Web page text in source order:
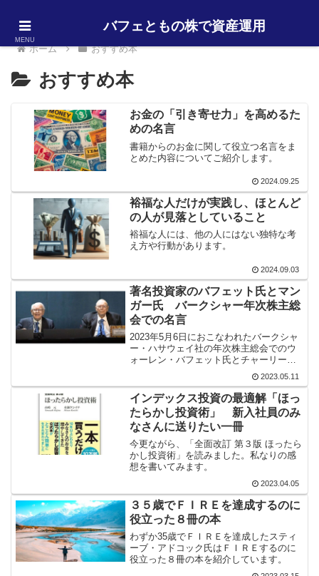
ホーム おすすめ本
おすすめ本
お金の「引き寄せ力」を高めるた
めの名言
書籍からのお金に関して役立つ名言をま
とめた内容についてご紹介します。
2024.09.25
裕福な人だけが実践し、ほとんど
の人が見落としていること
裕福な人には、他の人にはない独特な考
え方や行動があります。
2024.09.03
著名投資家のバフェット氏とマン
ガー氏 バークシャー年次株主総
会での名言
2023年5月6日におこなわれたバークシャ
ー・ハサウェイ社の年次株主総会でのウ
ォーレン・バフェット氏とチャーリー・
マンガー氏の名言についてご紹介をしま
2023.05.11
インデックス投資の最適解「ほっ
たらかし投資術」 新入社員のみ
なさんに送りたい一冊
今更ながら、「全面改訂 第３版 ほったら
かし投資術」を読みました。私なりの感
想を書いてみます。
2023.04.05
３５歳でＦＩＲＥを達成するのに
役立った８冊の本
わずか35歳でＦＩＲＥを達成したスティ
ーブ・アドコック氏はＦＩＲＥするのに
役立った８冊の本を紹介しています。
MENU
バフェともの株で資産運用